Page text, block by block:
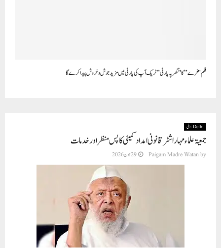
فلم "فرے” کا "گھر پہ پارٹی” ٹریک آپ کی پارٹی میں مزید جوش و خروش پیدا کرے گا
Delhi دہلی
جمعیۃ علماء مہاراشٹر قانونی امداد کمیٹی کا پس منظر اور خدمات
by
Paigam Madre Watan 29 جون 2026